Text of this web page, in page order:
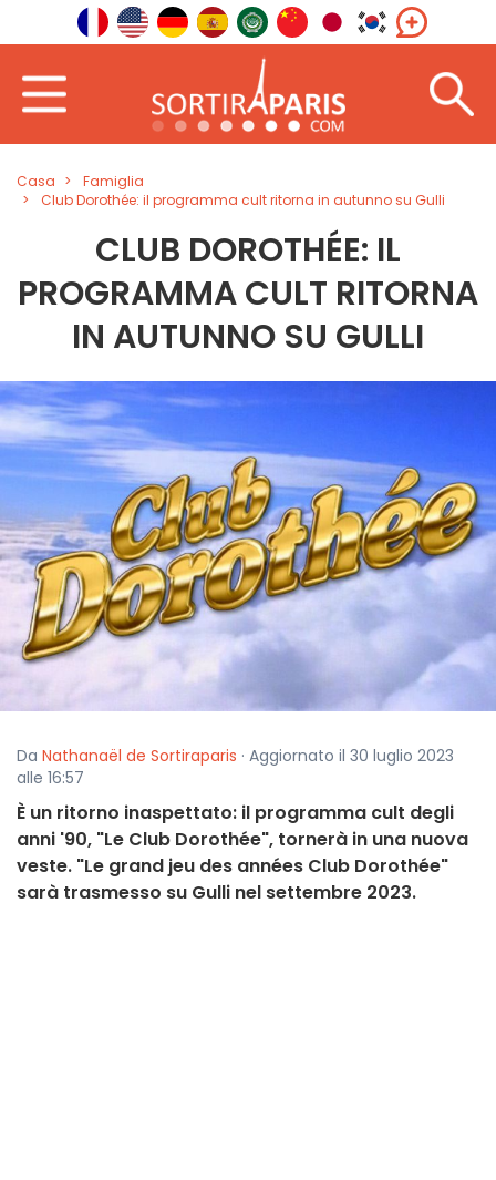
Casa
Famiglia
Club Dorothée: il programma cult ritorna in autunno su Gulli
CLUB DOROTHÉE: IL
PROGRAMMA CULT RITORNA
IN AUTUNNO SU GULLI
Da Nathanaël de Sortiraparis · Aggiornato il 30 luglio 2023
alle 16:57
È un ritorno inaspettato: il programma cult degli
anni '90, "Le Club Dorothée", tornerà in una nuova
veste. "Le grand jeu des années Club Dorothée"
sarà trasmesso su Gulli nel settembre 2023.